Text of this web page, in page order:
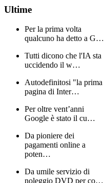
Ultime
Per la prima volta
qualcuno ha detto a G…
Tutti dicono che l'IA sta
uccidendo il w…
Autodefinitosi "la prima
pagina di Inter…
Per oltre vent’anni
Google è stato il cu…
Da pioniere dei
pagamenti online a
poten…
Da umile servizio di
noleggio DVD per co…